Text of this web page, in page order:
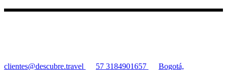
clientes@descubre.travel 57 3184901657
Bogotá,